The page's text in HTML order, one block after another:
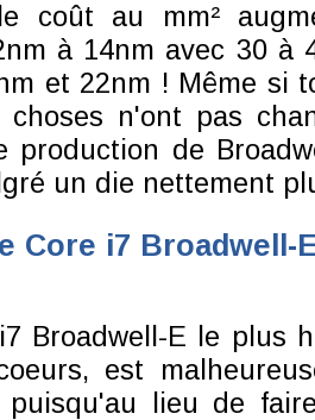
coût au mm²
à 14nm avec 30 à
et 22nm ! Même si
n'ont pas
production de
un die nettement
Core i7
Broadwell-E le plus
est
puisqu'au lieu de